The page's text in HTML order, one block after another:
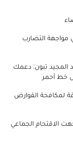
مواجهة التضارب
المجيد تبون: دعمك
خط أحمر
لمكافحة القوارض
الاقتحام الجماعي